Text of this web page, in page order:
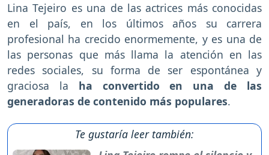
Lina Tejeiro es una de las actrices más conocidas
en el país, en los últimos años su carrera
profesional ha crecido enormemente, y es una de
las personas que más llama la atención en las
redes sociales, su forma de ser espontánea y
graciosa la ha convertido en una de las
generadoras de contenido más populares.
Te gustaría leer también: